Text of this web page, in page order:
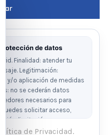
de datos
Finalidad: atender tu
Legitimación:
y/o aplicación de medidas
no se cederán datos
necesarios para
puedes solicitar acceso,
limitación y
legal indicado.
de Privacidad.